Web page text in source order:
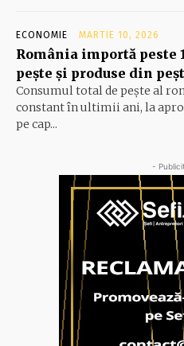
ECONOMIE MARTIE 10, 2026
România importă peste
peşte şi produse din
Consumul total de peşte al
constant în ul­timii ani, la
pe cap...
-